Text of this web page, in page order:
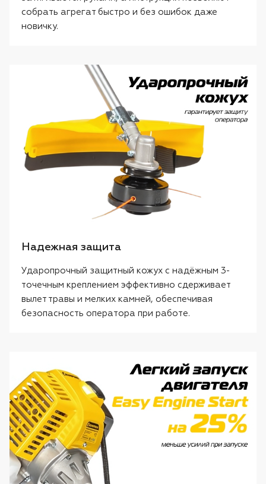
собрать агрегат быстро и без ошибок даже
новичку.
Надежная защита
Ударопрочный защитный кожух с надёжным 3-
точечным креплением эффективно сдерживает
вылет травы и мелких камней, обеспечивая
безопасность оператора при работе.